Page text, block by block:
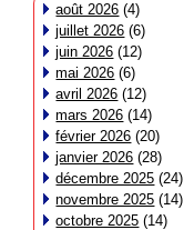
août 2026 (4)
juillet 2026 (6)
juin 2026 (12)
mai 2026 (6)
avril 2026 (12)
mars 2026 (14)
février 2026 (20)
janvier 2026 (28)
décembre 2025 (24)
novembre 2025 (14)
octobre 2025 (14)